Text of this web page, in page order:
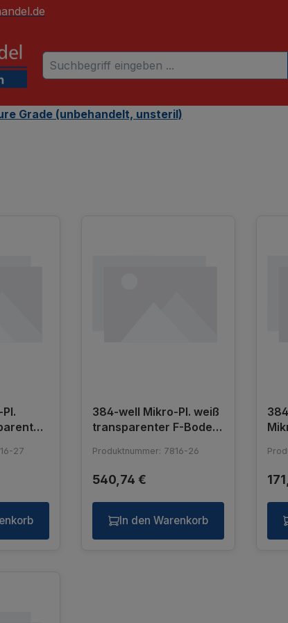
Grade (unbehandelt, unsteril)
27
384-well Mikro-Pl. weiß
transparenter F-Boden,
Produktnummer: 7816-26
540,74 €
In den Warenkorb